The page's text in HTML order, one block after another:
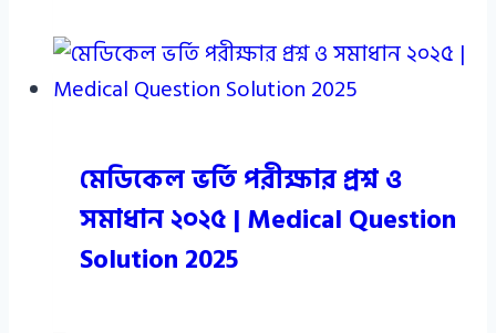
মেডিকেল ভর্তি পরীক্ষার প্রশ্ন ও
সমাধান ২০২৫ | Medical Question
Solution 2025